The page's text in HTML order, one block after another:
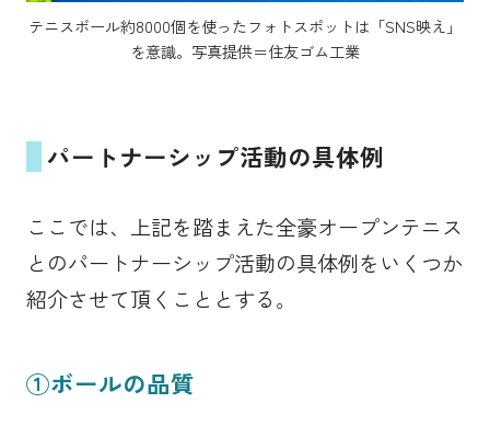
テニスボール約8000個を使ったフォトスポットは「SNS映え」
を意識。写真提供＝住友ゴム工業
パートナーシップ活動の具体例
ここでは、上記を踏まえた全豪オープンテニス
とのパートナーシップ活動の具体例をいくつか
紹介させて頂くこととする。
①ボールの品質